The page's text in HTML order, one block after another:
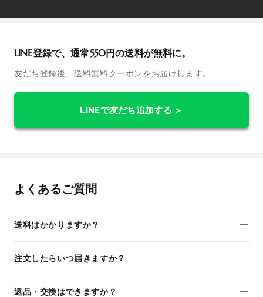
LINE登録で、通常550円の送料が無料に。
友だち登録後、送料無料クーポンをお届けします。
LINEで友だち追加する ＞
よくあるご質問
送料はかかりますか？
注文したらいつ届きますか？
返品・交換はできますか？